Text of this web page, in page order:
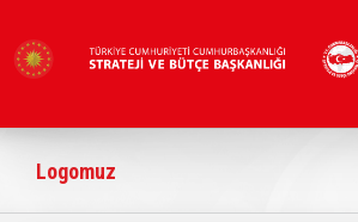
content
Logomuz